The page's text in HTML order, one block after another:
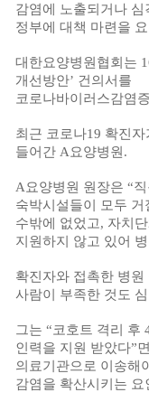
감염에 노출되거나
정부에 대책 마련을
대한요양병원협회는
개선방안’ 건의서를
코로나바이러스감염증
최근 코로나19 확진자
들어간 A 요양병원 .
A 요양병원 원장은 “
숙박시설들이 모두
수밖에 없었고, 자치
지원하지 않고 있어
확진자와 접촉한 병
사람이 부족한 것도
그는 “코호트 격리 후
인력을 지원 받았다”
의료기관으로 이송해
감염을 확산시키는 요